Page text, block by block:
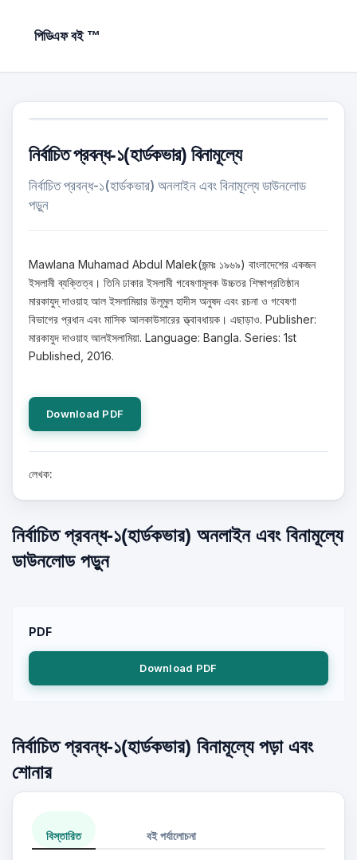
পিডিএফ বই ™
নির্বাচিত প্রবন্ধ-১(হার্ডকভার) বিনামূল্যে
নির্বাচিত প্রবন্ধ-১(হার্ডকভার) অনলাইন এবং বিনামূল্যে ডাউনলোড
পড়ুন
Mawlana Muhamad Abdul Malek(জন্মঃ ১৯৬৯) বাংলাদেশের একজন
ইসলামী ব্যক্তিত্ব। তিনি ঢাকার ইসলামী গবেষণামূলক উচ্চতর শিক্ষাপ্রতিষ্ঠান
মারকাযুদ্ দাওয়াহ আল ইসলামিয়ার উলূমুল হাদীস অনুষদ এবং রচনা ও গবেষণা
বিভাগের প্রধান এবং মাসিক আলকাউসারের ত্ত্বাবধায়ক। এছাড়াও. Publisher:
মারকাযুদ দাওয়াহ আলইসলামিয়া. Language: Bangla. Series: 1st
Published, 2016.
Download PDF
লেখক:
নির্বাচিত প্রবন্ধ-১(হার্ডকভার) অনলাইন এবং বিনামূল্যে
ডাউনলোড পড়ুন
PDF
Download PDF
নির্বাচিত প্রবন্ধ-১(হার্ডকভার) বিনামূল্যে পড়া এবং
শোনার
বিস্তারিত বই পর্যালোচনা